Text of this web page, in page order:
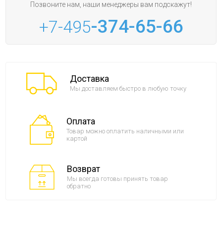
Позвоните нам, наши менеджеры вам подскажут!
+7-495-374-65-66
Доставка
Мы доставляем быстро в любую точку
Оплата
Товар можно оплатить наличными или
картой
Возврат
Мы всегда готовы принять товар
обратно